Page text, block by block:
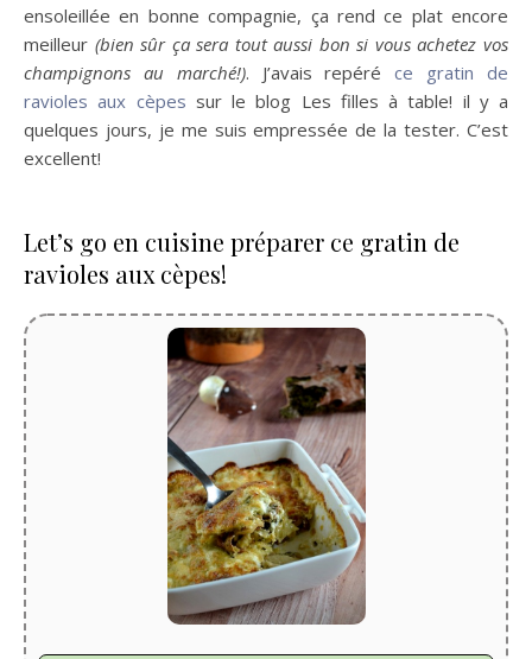
ensoleillée en bonne compagnie, ça rend ce plat encore
meilleur (bien sûr ça sera tout aussi bon si vous achetez vos
champignons au marché!). J’avais repéréce gratin de
ravioles aux cèpes sur le blog Les filles à table! il y a
quelques jours, je me suis empressée de la tester. C’est
excellent!
Let’s go en cuisine préparer ce gratin de
ravioles aux cèpes!